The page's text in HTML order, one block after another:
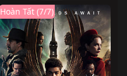
Hoàn Tất (7/7)